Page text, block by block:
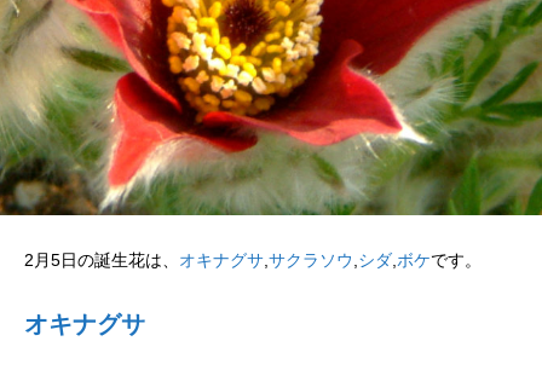
2月5日の誕生花は、 オキナグサ サクラソウ シダ ボケです。
オキナグサ